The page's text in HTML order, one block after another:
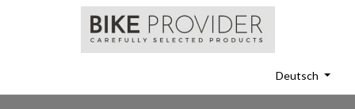
Deutsch